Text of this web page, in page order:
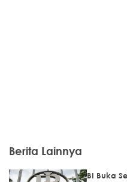
Berita Lainnya
BI Buka